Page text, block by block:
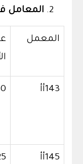
المعامل
المعمل
143أأ
145أأ